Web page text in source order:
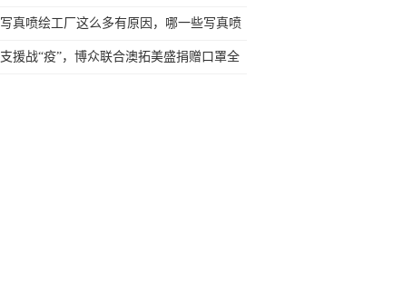
线报道
写真喷绘工厂这么多有原因，哪一些写真喷
绘厂商好 -珠海喷绘力奇
支援战“疫”，博众联合澳拓美盛捐赠口罩全